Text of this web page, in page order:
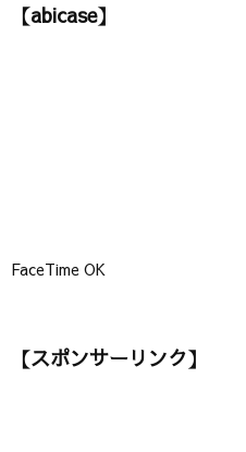
リ【abicase】
FaceTime OK
【スポンサーリンク】